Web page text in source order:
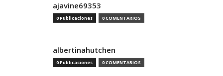
ajavine69353
0 Publicaciones 0 COMENTARIOS
albertinahutchen
0 Publicaciones 0 COMENTARIOS